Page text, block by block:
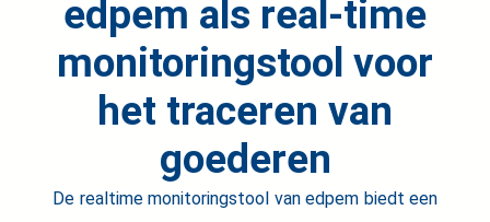
edpem als real-time
monitoringstool voor
het traceren van
goederen
De realtime monitoringstool van edpem biedt een